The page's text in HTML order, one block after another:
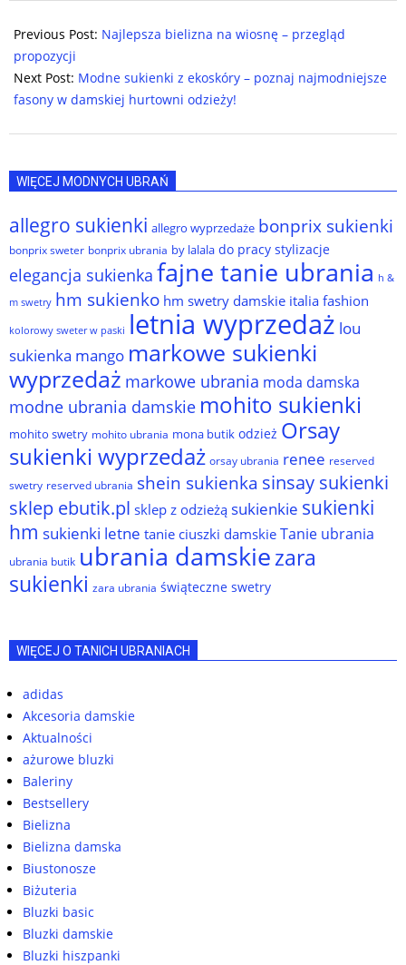
08-
17
Previous Post: Najlepsza bielizna na wiosnę – przegląd
propozycji
Next Post: Modne sukienki z ekoskóry – poznaj najmodniejsze
fasony w damskiej hurtowni odzieży!
WIĘCEJ MODNYCH UBRAŃ
allegro sukienki allegro wyprzedaże bonprix sukienki
bonprix sweter bonprix ubrania by lalala do pracy stylizacje
elegancja sukienka fajne tanie ubrania h &
m swetry hm sukienko hm swetry damskie italia fashion
kolorowy sweter w paski letnia wyprzedaż lou
sukienka mango markowe sukienki
wyprzedaż markowe ubrania moda damska
modne ubrania damskie mohito sukienki
mohito swetry mohito ubrania mona butik odzież Orsay
sukienki wyprzedaż orsay ubrania renee reserved
swetry reserved ubrania shein sukienka sinsay sukienki
sklep ebutik.pl sklep z odzieżą sukienkie sukienki
hm sukienki letne tanie ciuszki damskie Tanie ubrania
ubrania butik ubrania damskiezara
sukienki zara ubrania świąteczne swetry
WIĘCEJ O TANICH UBRANIACH
adidas
Akcesoria damskie
Aktualności
ażurowe bluzki
Baleriny
Bestsellery
Bielizna
Bielizna damska
Biustonosze
Biżuteria
Bluzki basic
Bluzki damskie
Bluzki hiszpanki